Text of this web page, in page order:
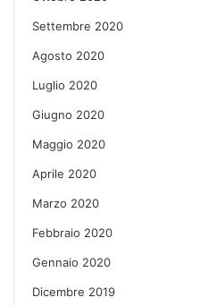
Settembre 2020
Agosto 2020
Luglio 2020
Giugno 2020
Maggio 2020
Aprile 2020
Marzo 2020
Febbraio 2020
Gennaio 2020
Dicembre 2019